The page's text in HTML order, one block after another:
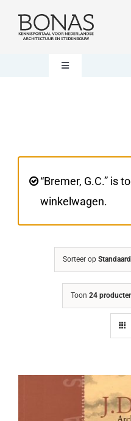
naar
Berichten
Steun BONAS
Toggle
Winkelwagen“Bremer, G.C.” is
winkelwagen.
Sorteer op
Toon 24